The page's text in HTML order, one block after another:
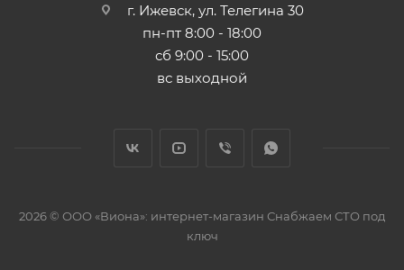
г. Ижевск, ул. Телегина 30
пн-пт 8:00 - 18:00
сб 9:00 - 15:00
вс выходной
2026 © ООО «Виона»: интернет-магазин Снабжаем СТО под
ключ